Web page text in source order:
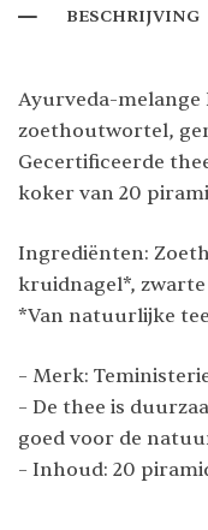
BESCHRIJVING
Ayurveda-melange
zoethoutwortel,
Gecertificeerde
koker van 20
Ingrediënten:
kruidnagel*,
*Van natuurlijke
– Merk:
– De thee is
goed voor de
– Inhoud: 20